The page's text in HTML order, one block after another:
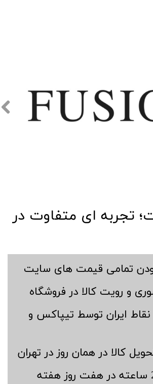
تمامی قیمت های سایت
و رویت کالا در فروشگاه
نقاط ایران توسط تیپاکس و
کالا در همان روز در تهران
تجربه ای متفاوت در